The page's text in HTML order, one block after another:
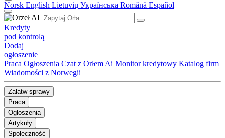
Norsk English Lietuvių Українська Română Español
Kredyty
pod kontrolą
Dodaj
ogłoszenie
Praca Ogłoszenia Czat z Orłem Ai Monitor kredytowy Katalog firm
Wiadomości z Norwegii
Załatw sprawy
Praca
Ogłoszenia
Artykuły
Społeczność